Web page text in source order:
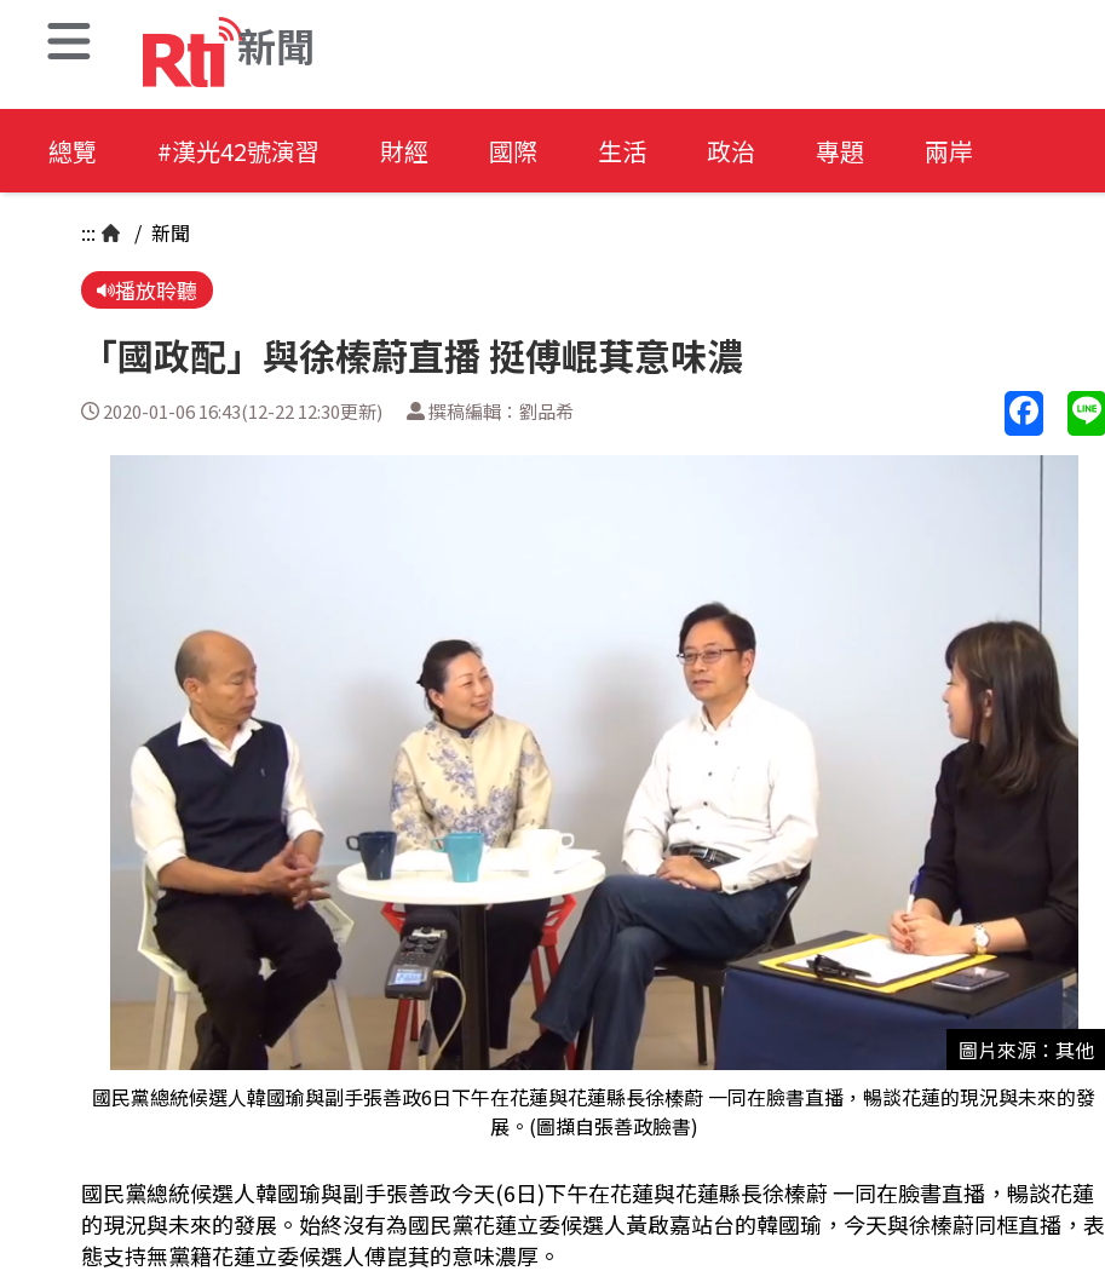
新聞
總覽 #漢光42號演習 財經 國際 生活 政治 專題 兩岸
::: / 新聞
播放聆聽
「國政配」與徐榛蔚直播 挺傅崐萁意味濃
2020-01-06 16:43(12-22 12:30更新) 撰稿編輯：劉品希
圖片來源：其他
國民黨總統候選人韓國瑜與副手張善政6日下午在花蓮與花蓮縣長徐榛蔚 一同在臉書直播，暢談花蓮的現況與未來的發
展。(圖擷自張善政臉書)
國民黨總統候選人韓國瑜與副手張善政今天(6日)下午在花蓮與花蓮縣長徐榛蔚 一同在臉書直播，暢談花蓮
的現況與未來的發展。始終沒有為國民黨花蓮立委候選人黃啟嘉站台的韓國瑜，今天與徐榛蔚同框直播，表
態支持無黨籍花蓮立委候選人傅崑萁的意味濃厚。